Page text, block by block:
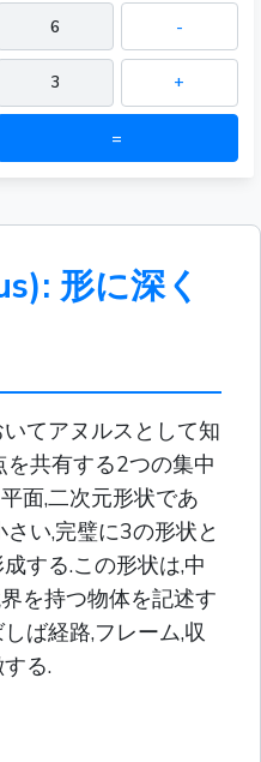
6 -
3 +
=
形に深く
てアヌルスとして知
を共有する2つの集中
面,二次元形状であ
い,完璧に3の形状と
する.この形状は,中
を持つ物体を記述す
ば経路,フレーム,収
る.